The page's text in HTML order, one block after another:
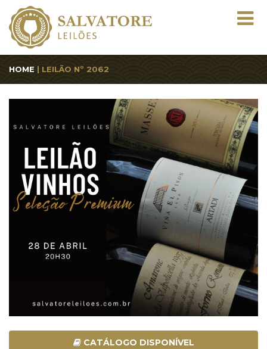
HOME | LEILÃO Nº 2062
CATÁLOGO DISPONÍVEL